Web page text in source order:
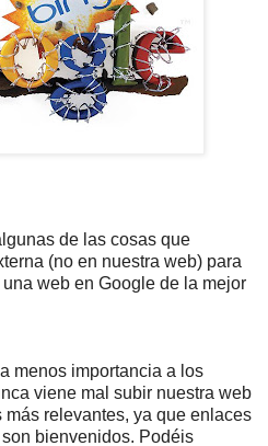
de las cosas que
(no en nuestra web) para
web en Google de la mejor
menos importancia a los
viene mal subir nuestra web
relevantes, ya que enlaces
bienvenidos. Podéis